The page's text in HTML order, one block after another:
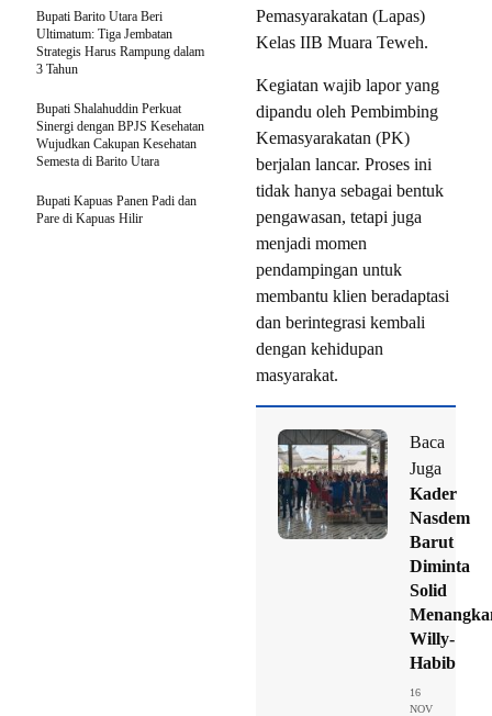
Pemasyarakatan (Lapas)
Kelas IIB Muara Teweh.
Kegiatan wajib lapor yang
dipandu oleh Pembimbing
Kemasyarakatan (PK)
berjalan lancar. Proses ini
tidak hanya sebagai bentuk
pengawasan, tetapi juga
menjadi momen
pendampingan untuk
membantu klien beradaptasi
dan berintegrasi kembali
dengan kehidupan
masyarakat.
Baca
Juga
Kader
Nasdem
Barut
Diminta
Solid
Willy-
Habib
16
NOV
Bupati Barito Utara Beri
Ultimatum: Tiga Jembatan
Strategis Harus Rampung dalam
3 Tahun
Bupati Shalahuddin Perkuat
Sinergi dengan BPJS Kesehatan
Wujudkan Cakupan Kesehatan
Semesta di Barito Utara
Bupati Kapuas Panen Padi dan
Pare di Kapuas Hilir